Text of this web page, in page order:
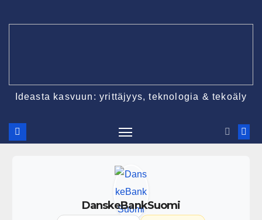
Ideasta kasvuun: yrittäjyys, teknologia & tekoäly
DanskeBankSuomi